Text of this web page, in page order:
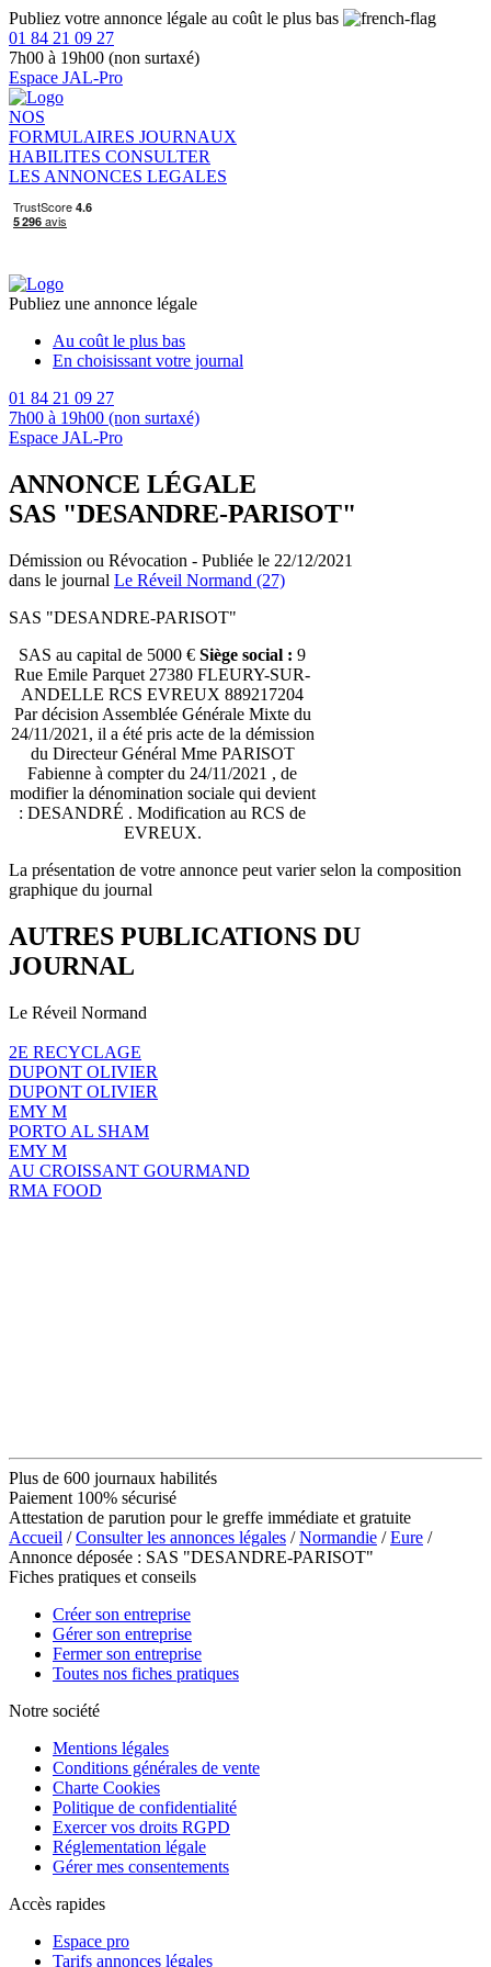
Publiez votre annonce légale au coût le plus bas
01 84 21 09 27
7h00 à 19h00 (non surtaxé)
Espace JAL-Pro
NOS
FORMULAIRES JOURNAUX
HABILITES CONSULTER
LES ANNONCES LEGALES
Publiez une annonce légale
Au coût le plus bas
En choisissant votre journal
01 84 21 09 27
7h00 à 19h00 (non surtaxé)
Espace JAL-Pro
ANNONCE LÉGALE
SAS "DESANDRE-PARISOT"
Démission ou Révocation - Publiée le 22/12/2021
dans le journal Le Réveil Normand (27)
SAS "DESANDRE-PARISOT"
SAS au capital de 5000 € Siège social : 9
Rue Emile Parquet 27380 FLEURY-SUR-
ANDELLE RCS EVREUX 889217204
Par décision Assemblée Générale Mixte du
24/11/2021, il a été pris acte de la démission
du Directeur Général Mme PARISOT
Fabienne à compter du 24/11/2021 , de
modifier la dénomination sociale qui devient
: DESANDRÉ . Modification au RCS de
EVREUX.
La présentation de votre annonce peut varier selon la composition
graphique du journal
AUTRES PUBLICATIONS DU
JOURNAL
Le Réveil Normand
2E RECYCLAGE
DUPONT OLIVIER
DUPONT OLIVIER
EMY M
PORTO AL SHAM
EMY M
AU CROISSANT GOURMAND
RMA FOOD
Plus de 600 journaux habilités
Paiement 100% sécurisé
Attestation de parution pour le greffe immédiate et gratuite
Accueil /Consulter les annonces légales /Normandie /Eure /
Annonce déposée : SAS "DESANDRE-PARISOT"
Fiches pratiques et conseils
Créer son entreprise
Gérer son entreprise
Fermer son entreprise
Toutes nos fiches pratiques
Notre société
Mentions légales
Conditions générales de vente
Charte Cookies
Politique de confidentialité
Exercer vos droits RGPD
Réglementation légale
Gérer mes consentements
Accès rapides
Espace pro
Tarifs annonces légales